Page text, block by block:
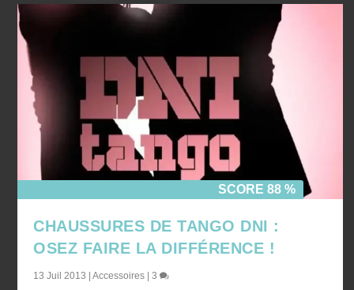
SCORE 88 %
CHAUSSURES DE TANGO DNI :
OSEZ FAIRE LA DIFFÉRENCE !
13 Juil 2013 |Accessoires |3